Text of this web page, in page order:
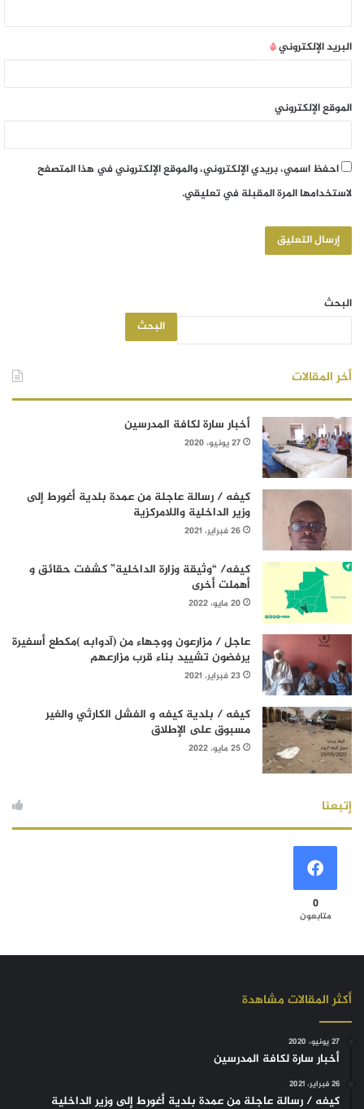
البريد الإلكتروني*
الموقع الإلكتروني
احفظ اسمي، بريدي الإلكتروني، والموقع الإلكتروني في هذا المتصفح
لاستخدامها المرة المقبلة في تعليقي.
البحث
البحث
أخر المقالات
أخبار سارة لكافة المدرسين
27 يونيو، 2020
كيفه / رسالة عاجلة من عمدة بلدية أغورط إلى
وزير الداخلية واللامركزية
26 فبراير، 2021
كيفه/ “وثيقة وزارة الداخلية” كشفت حقائق و
أهملت أخرى
20 مايو، 2022
عاجل / مزارعون ووجهاء من (آدوابه )مكطع أسفيرة
يرفضون تشييد بناء قرب مزارعهم
23 فبراير، 2021
كيفه / بلدية كيفه و الفشل الكارثي والغير
مسبوق على الإطلاق
25 مايو، 2022
إتبعنا
0
متابعون
أكثر المقالات مشاهدة
27 يونيو، 2020
أخبار سارة لكافة المدرسين
26 فبراير، 2021
كيفه / رسالة عاجلة من عمدة بلدية أغورط إلى وزير الداخلية